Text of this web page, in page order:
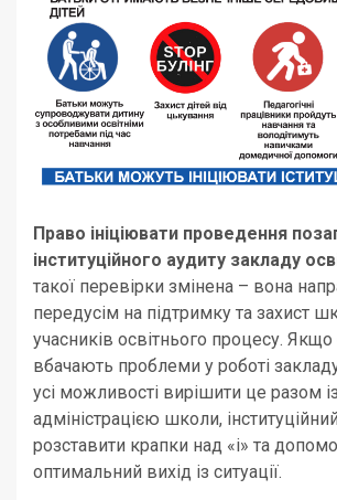
Право ініціювати проведення
інституційного аудиту закладу
такої перевірки змінена – вона
передусім на підтримку та захист
учасників освітнього процесу. Якщо
вбачають проблеми у роботі
усі можливості вирішити це разом із
адміністрацією школи,
розставити крапки над «і» та
оптимальний вихід із ситуації.